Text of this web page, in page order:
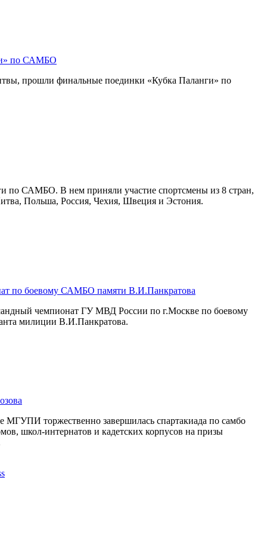
по САМБО
прошли финальные поединки «Кубка Паланги» по
по САМБО. В нем приняли участие спортсмены из 8 стран,
Польша, Россия, Чехия, Швеция и Эстония.
по боевому САМБО памяти В.И.Панкратова
чемпионат ГУ МВД России по г.Москве по боевому
милиции В.И.Панкратова.
МГУПИ торжественно завершилась спартакиада по самбо
школ-интернатов и кадетских корпусов на призы